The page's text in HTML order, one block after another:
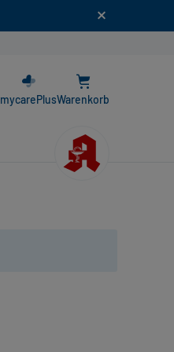
mycarePlusWarenkorb